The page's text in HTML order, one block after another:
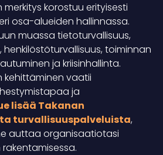
merkitys korostuu erityisesti
osa-alueiden hallinnassa.
muassa tietoturvallisuus,
henkilöstöturvallisuus, toiminnan
ja kriisinhallinta.
kehittäminen vaatii
ja
lisää Takanan
turvallisuuspalveluista,
auttaa organisaatiotasi